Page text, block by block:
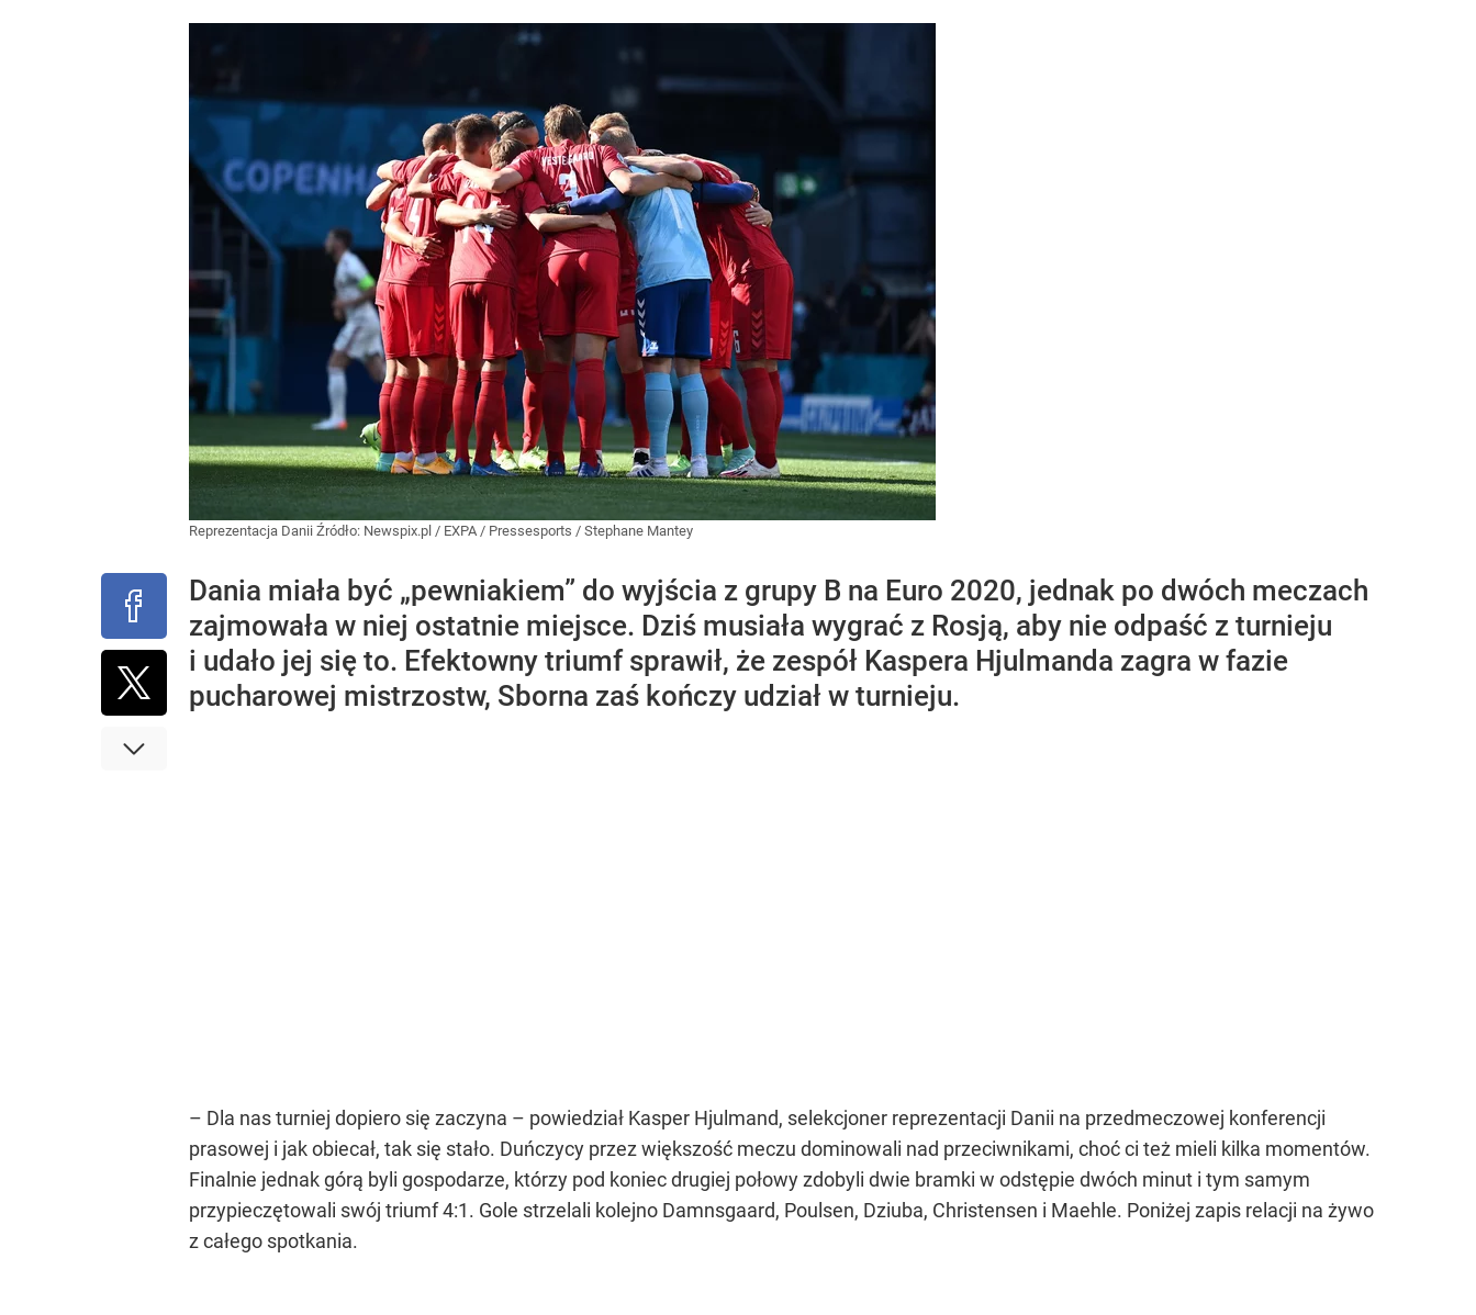
Reprezentacja Danii Źródło: Newspix.pl / EXPA / Pressesports / Stephane Mantey
Dania miała być „pewniakiem” do wyjścia z grupy B na Euro 2020, jednak po dwóch meczach
zajmowała w niej ostatnie miejsce. Dziś musiała wygrać z Rosją, aby nie odpaść z turnieju
i udało jej się to. Efektowny triumf sprawił, że zespół Kaspera Hjulmanda zagra w fazie
pucharowej mistrzostw, Sborna zaś kończy udział w turnieju.
– Dla nas turniej dopiero się zaczyna – powiedział Kasper Hjulmand, selekcjoner reprezentacji Danii na przedmeczowej konferencji
prasowej i jak obiecał, tak się stało. Duńczycy przez większość meczu dominowali nad przeciwnikami, choć ci też mieli kilka momentów.
Finalnie jednak górą byli gospodarze, którzy pod koniec drugiej połowy zdobyli dwie bramki w odstępie dwóch minut i tym samym
przypieczętowali swój triumf 4:1. Gole strzelali kolejno Damnsgaard, Poulsen, Dziuba, Christensen i Maehle. Poniżej zapis relacji na żywo
z całego spotkania.